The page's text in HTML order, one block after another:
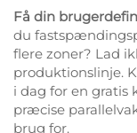
Få din
du
flere zoner? Lad
produktionslinje.
i dag for en gratis
præcise
brug for.